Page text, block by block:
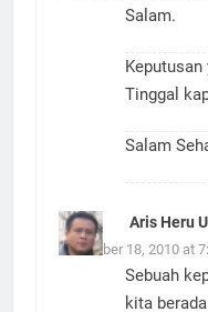
November 18, 2010 at
Keputusan
Aris Heru
November 18, 2010 at
Sebuah